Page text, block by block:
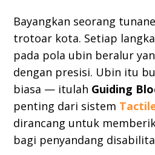
Bayangkan seorang
trotoar kota. Setiap
pada pola ubin beralur
dengan presisi. Ubin itu
biasa — itulah Guiding
penting dari sistem
dirancang untuk
bagi penyandang